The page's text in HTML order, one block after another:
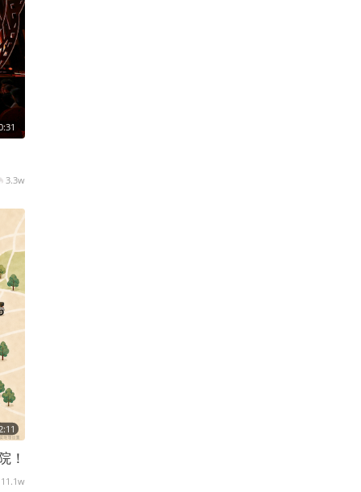
3.3w
！
11.1w